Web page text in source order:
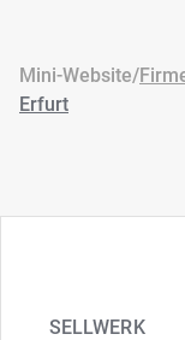
Mini-Website/
Erfurt
SELLWERK